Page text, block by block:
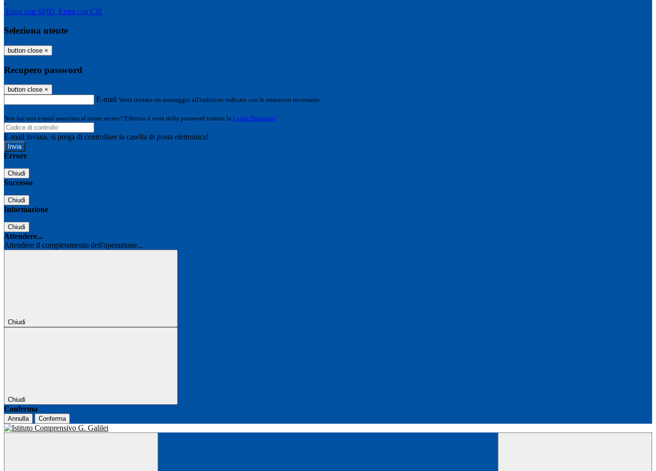
-
Entra con SPID Entra con CIE
Seleziona utente
button close ×
Recupero password
button close ×
E-mail Verrà inviato un messaggio all'indirizzo indicato con le istruzioni necessarie.
Non hai una e-mail associata al nome utente? Effettua il reset della password tramite la Login Spaggiari
E-mail inviata, si prega di controllare la casella di posta elettronica!
Errore
Chiudi
Successo
Chiudi
Informazione
Chiudi
Attendere...
Attendere il completamento dell'operazione...
Chiudi
Chiudi
Conferma
Annulla Conferma